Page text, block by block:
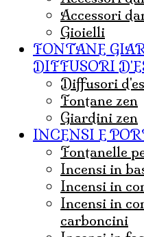
accessori
Gioielli
FONTANE GIARDINI ZEN E
DIFFUSORI
diffusori
fontane zen
giardini zen
INCENSI E
Fontanelle
incensi in
incensi in
incensi in cono, in pasta, in grani e
carboncini